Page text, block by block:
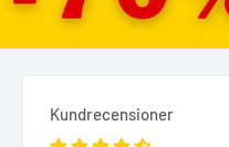
Kundrecensioner